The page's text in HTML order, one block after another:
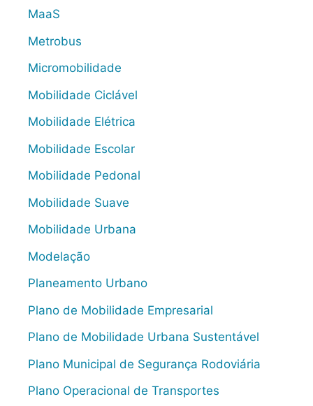
MaaS
Metrobus
Micromobilidade
Mobilidade Ciclável
Mobilidade Elétrica
Mobilidade Escolar
Mobilidade Pedonal
Mobilidade Suave
Mobilidade Urbana
Modelação
Planeamento Urbano
Plano de Mobilidade Empresarial
Plano de Mobilidade Urbana Sustentável
Plano Municipal de Segurança Rodoviária
Plano Operacional de Transportes